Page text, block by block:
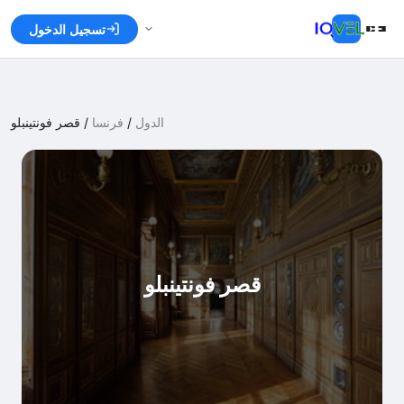
تسجيل الدخول
الدول / فرنسا / قصر فونتينبلو
قصر فونتينبلو